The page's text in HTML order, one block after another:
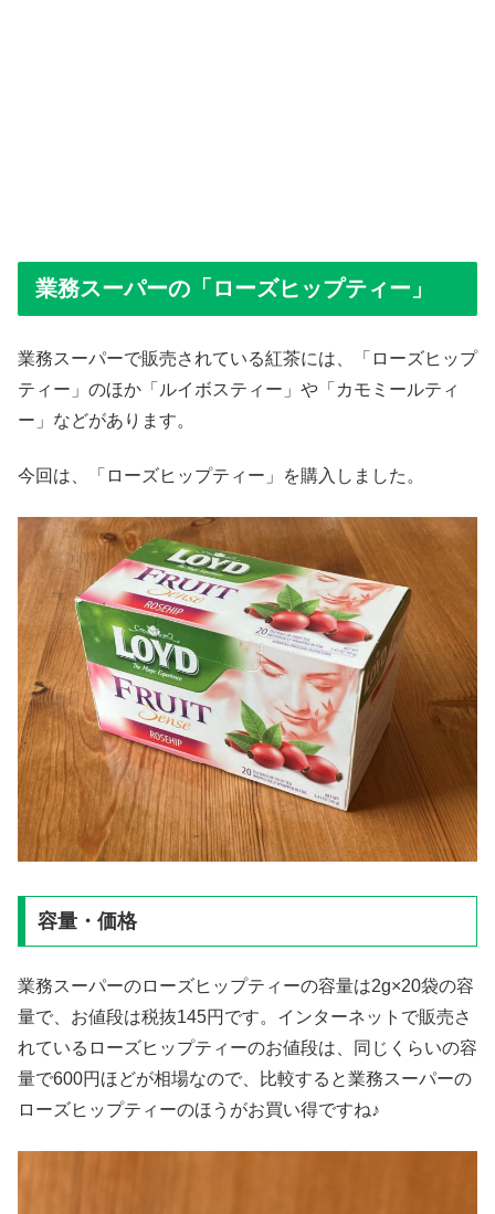
業務スーパーの「ローズヒップティー」
業務スーパーで販売されている紅茶には、「ローズヒップ
ティー」のほか「ルイボスティー」や「カモミールティ
ー」などがあります。
今回は、「ローズヒップティー」を購入しました。
容量・価格
業務スーパーのローズヒップティーの容量は2g×20袋の容
量で、お値段は税抜145円です。インターネットで販売さ
れているローズヒップティーのお値段は、同じくらいの容
量で600円ほどが相場なので、比較すると業務スーパーの
ローズヒップティーのほうがお買い得ですね♪